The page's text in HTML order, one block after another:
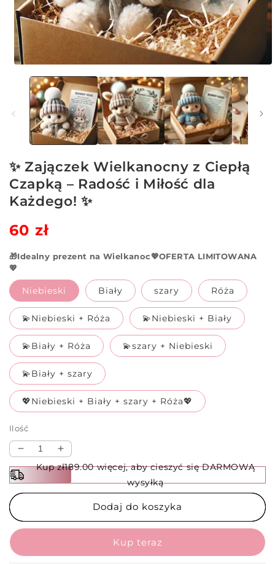
multimedia
oknie
modalnym
✨ Zajączek Wielkanocny z Ciepłą
Czapką – Radość i Miłość dla
Każdego! ✨
Cena
regularna
60 zł
Cena
sprzedaży
🎁Idealny prezent na Wielkanoc💖OFERTA LIMITOWANA
💖
Niebieski Biały szary Róża
💫Niebieski + Róża 💫Niebieski + Biały
💫Biały + Róża 💫szary + Niebieski
💫Biały + szary
💖Niebieski + Biały + szary + Róża💖
Ilość
Zmniejsz
ilość
dla
✨
Wielkanocny
z
Czapką
Zwiększ
ilość
dla
✨
Zajączek
Wielkanocny
z
Czapką
Kup zł189.00 więcej, aby cieszyć się DARMOWĄ
wysyłką
Dodaj do koszyka